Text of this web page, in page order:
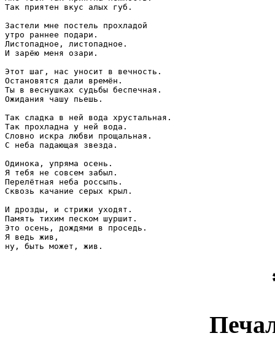
Так приятен вкус алых губ.
Застели мне постель прохладой
утро раннее подари.
Листопадное, листопадное.
И зарёю меня озари.
Этот шаг, нас уносит в вечность.
Остановятся дали времён.
Ты в веснушках судьбы беспечная.
Ожидания чашу пьешь.
Так сладка в ней вода хрустальная.
Так прохладна у ней вода.
Словно искра любви прощальная.
С неба падающая звезда.
Одинока, упряма осень.
Я тебя не совсем забыл.
Перелётная неба россыпь.
Сквозь качание серых крыл.
И дрозды, и стрижи уходят.
Память тихим песком шуршит.
Это осень, дождями в проседь.
Я ведь жив,
ну, быть может, жив.